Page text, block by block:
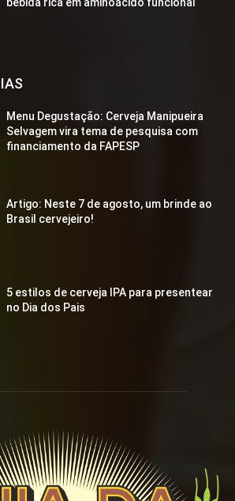
Menu Degustação: Cerveja Manipueira
Selvagem vira tema de pesquisa com
financiamento da FAPESP
Artigo: Neste 7 de agosto, um brinde ao
Brasil cervejeiro!
5 estilos de cerveja IPA para presentear
no Dia dos Pais